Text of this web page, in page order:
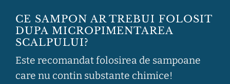
CE SAMPON AR TREBUI FOLOSIT
DUPA MICROPIMENTAREA
SCALPULUI?
Este recomandat folosirea de sampoane
care nu contin substante chimice!